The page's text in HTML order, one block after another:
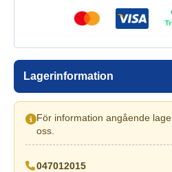
Lagerinformation
För information angående
oss.
047012015